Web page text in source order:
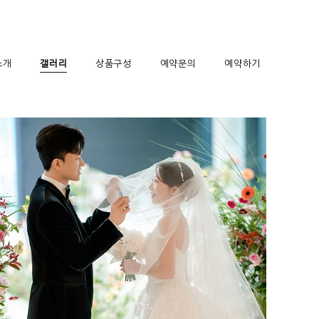
갤러리 상품구성 예약문의 예약하기
그랜드엠배서더 풀만 호텔